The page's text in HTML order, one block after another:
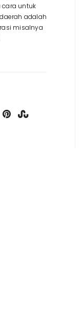
cara untuk
adalah
misalnya